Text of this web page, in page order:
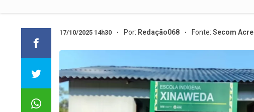
17/10/2025 14h30 Por: Redação068 Fonte: Secom Acre